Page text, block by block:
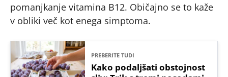
pomanjkanje vitamina B12. Običajno se to kaže
v obliki več kot enega simptoma.
PREBERITE TUDI
Kako podaljšati obstojnost